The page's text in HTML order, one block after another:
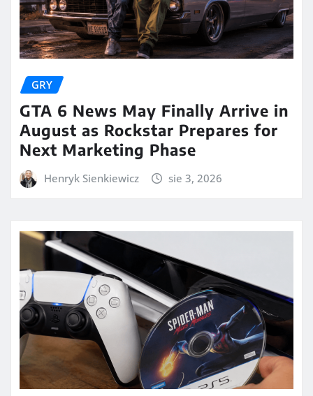
GRY
GTA 6 News May Finally Arrive in
August as Rockstar Prepares for
Next Marketing Phase
Henryk Sienkiewicz sie 3, 2026